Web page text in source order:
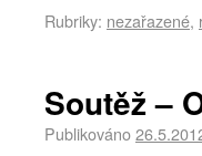
Rubriky: nezařazené,
Soutěž –
Publikováno